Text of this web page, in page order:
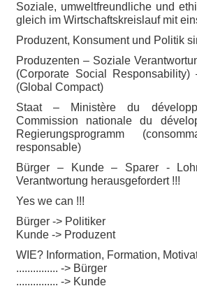
Soziale, umweltfreundliche und
gleich im Wirtschaftskreislauf mit
Produzent, Konsument und Politik
Produzenten – Soziale
(Corporate Social
(Global Compact)
Staat – Ministère du
Commission nationale du
Regierungsprogramm
responsable)
Bürger – Kunde – Sparer -
Verantwortung herausgefordert !!!
Yes we can !!!
Bürger -> Politiker
Kunde -> Produzent
WIE? Information, Formation,
............... -> Bürger
............... -> Kunde